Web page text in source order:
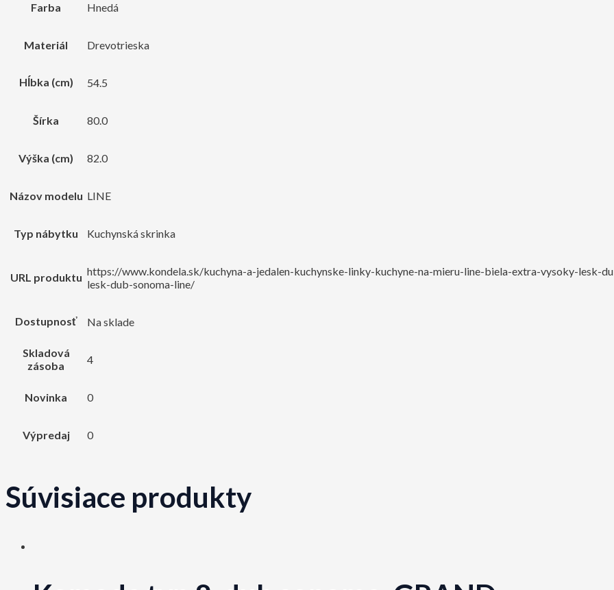
Farba Hnedá
Materiál Drevotrieska
Hĺbka (cm) 54.5
Šírka 80.0
Výška (cm) 82.0
Názov modelu LINE
Typ nábytku Kuchynská skrinka
URL produktu https://www.kondela.sk/kuchyna-a-jedalen-kuchynske-linky-kuchyne-na-mieru-line-biela-extra-vysoky-lesk-
lesk-dub-sonoma-line/
Dostupnosť Na sklade
Skladová
zásoba
4
Novinka 0
Výpredaj 0
Súvisiace produkty